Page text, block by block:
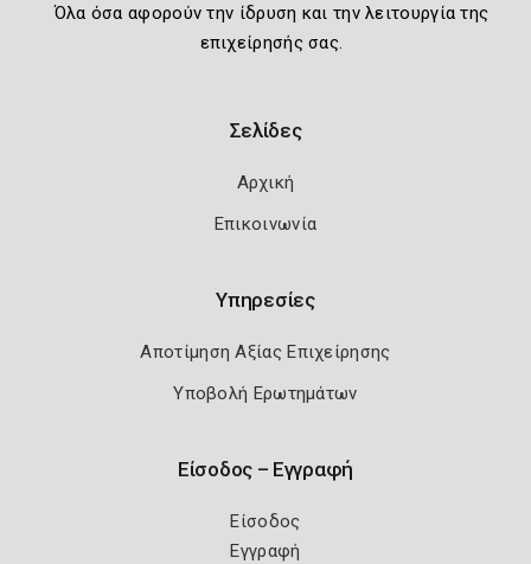
Όλα όσα αφορούν την ίδρυση και την λειτουργία της
επιχείρησής σας.
Σελίδες
Αρχική
Επικοινωνία
Υπηρεσίες
Αποτίμηση Αξίας Επιχείρησης
Υποβολή Ερωτημάτων
Είσοδος – Εγγραφή
Είσοδος
Εγγραφή